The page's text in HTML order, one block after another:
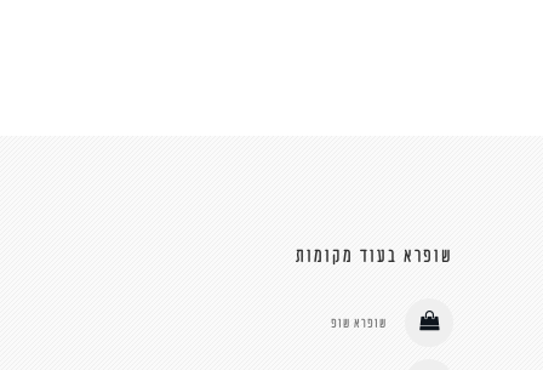
שופרא בעוד מקומות
שופרא שופ